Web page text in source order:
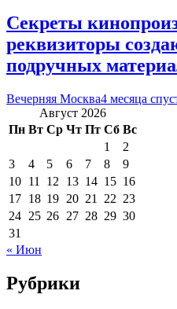
Секреты
реквизиторы
подручных
Вечерняя Москва4 месяца
Август 2026
Пн Вт Ср Чт Пт Сб Вс
1
2
3
4 5 6 7 8
9
10 11 12 13 14 15 16
17 18 19 20 21 22 23
24 25 26 27 28 29 30
31
« Июн
Рубрики